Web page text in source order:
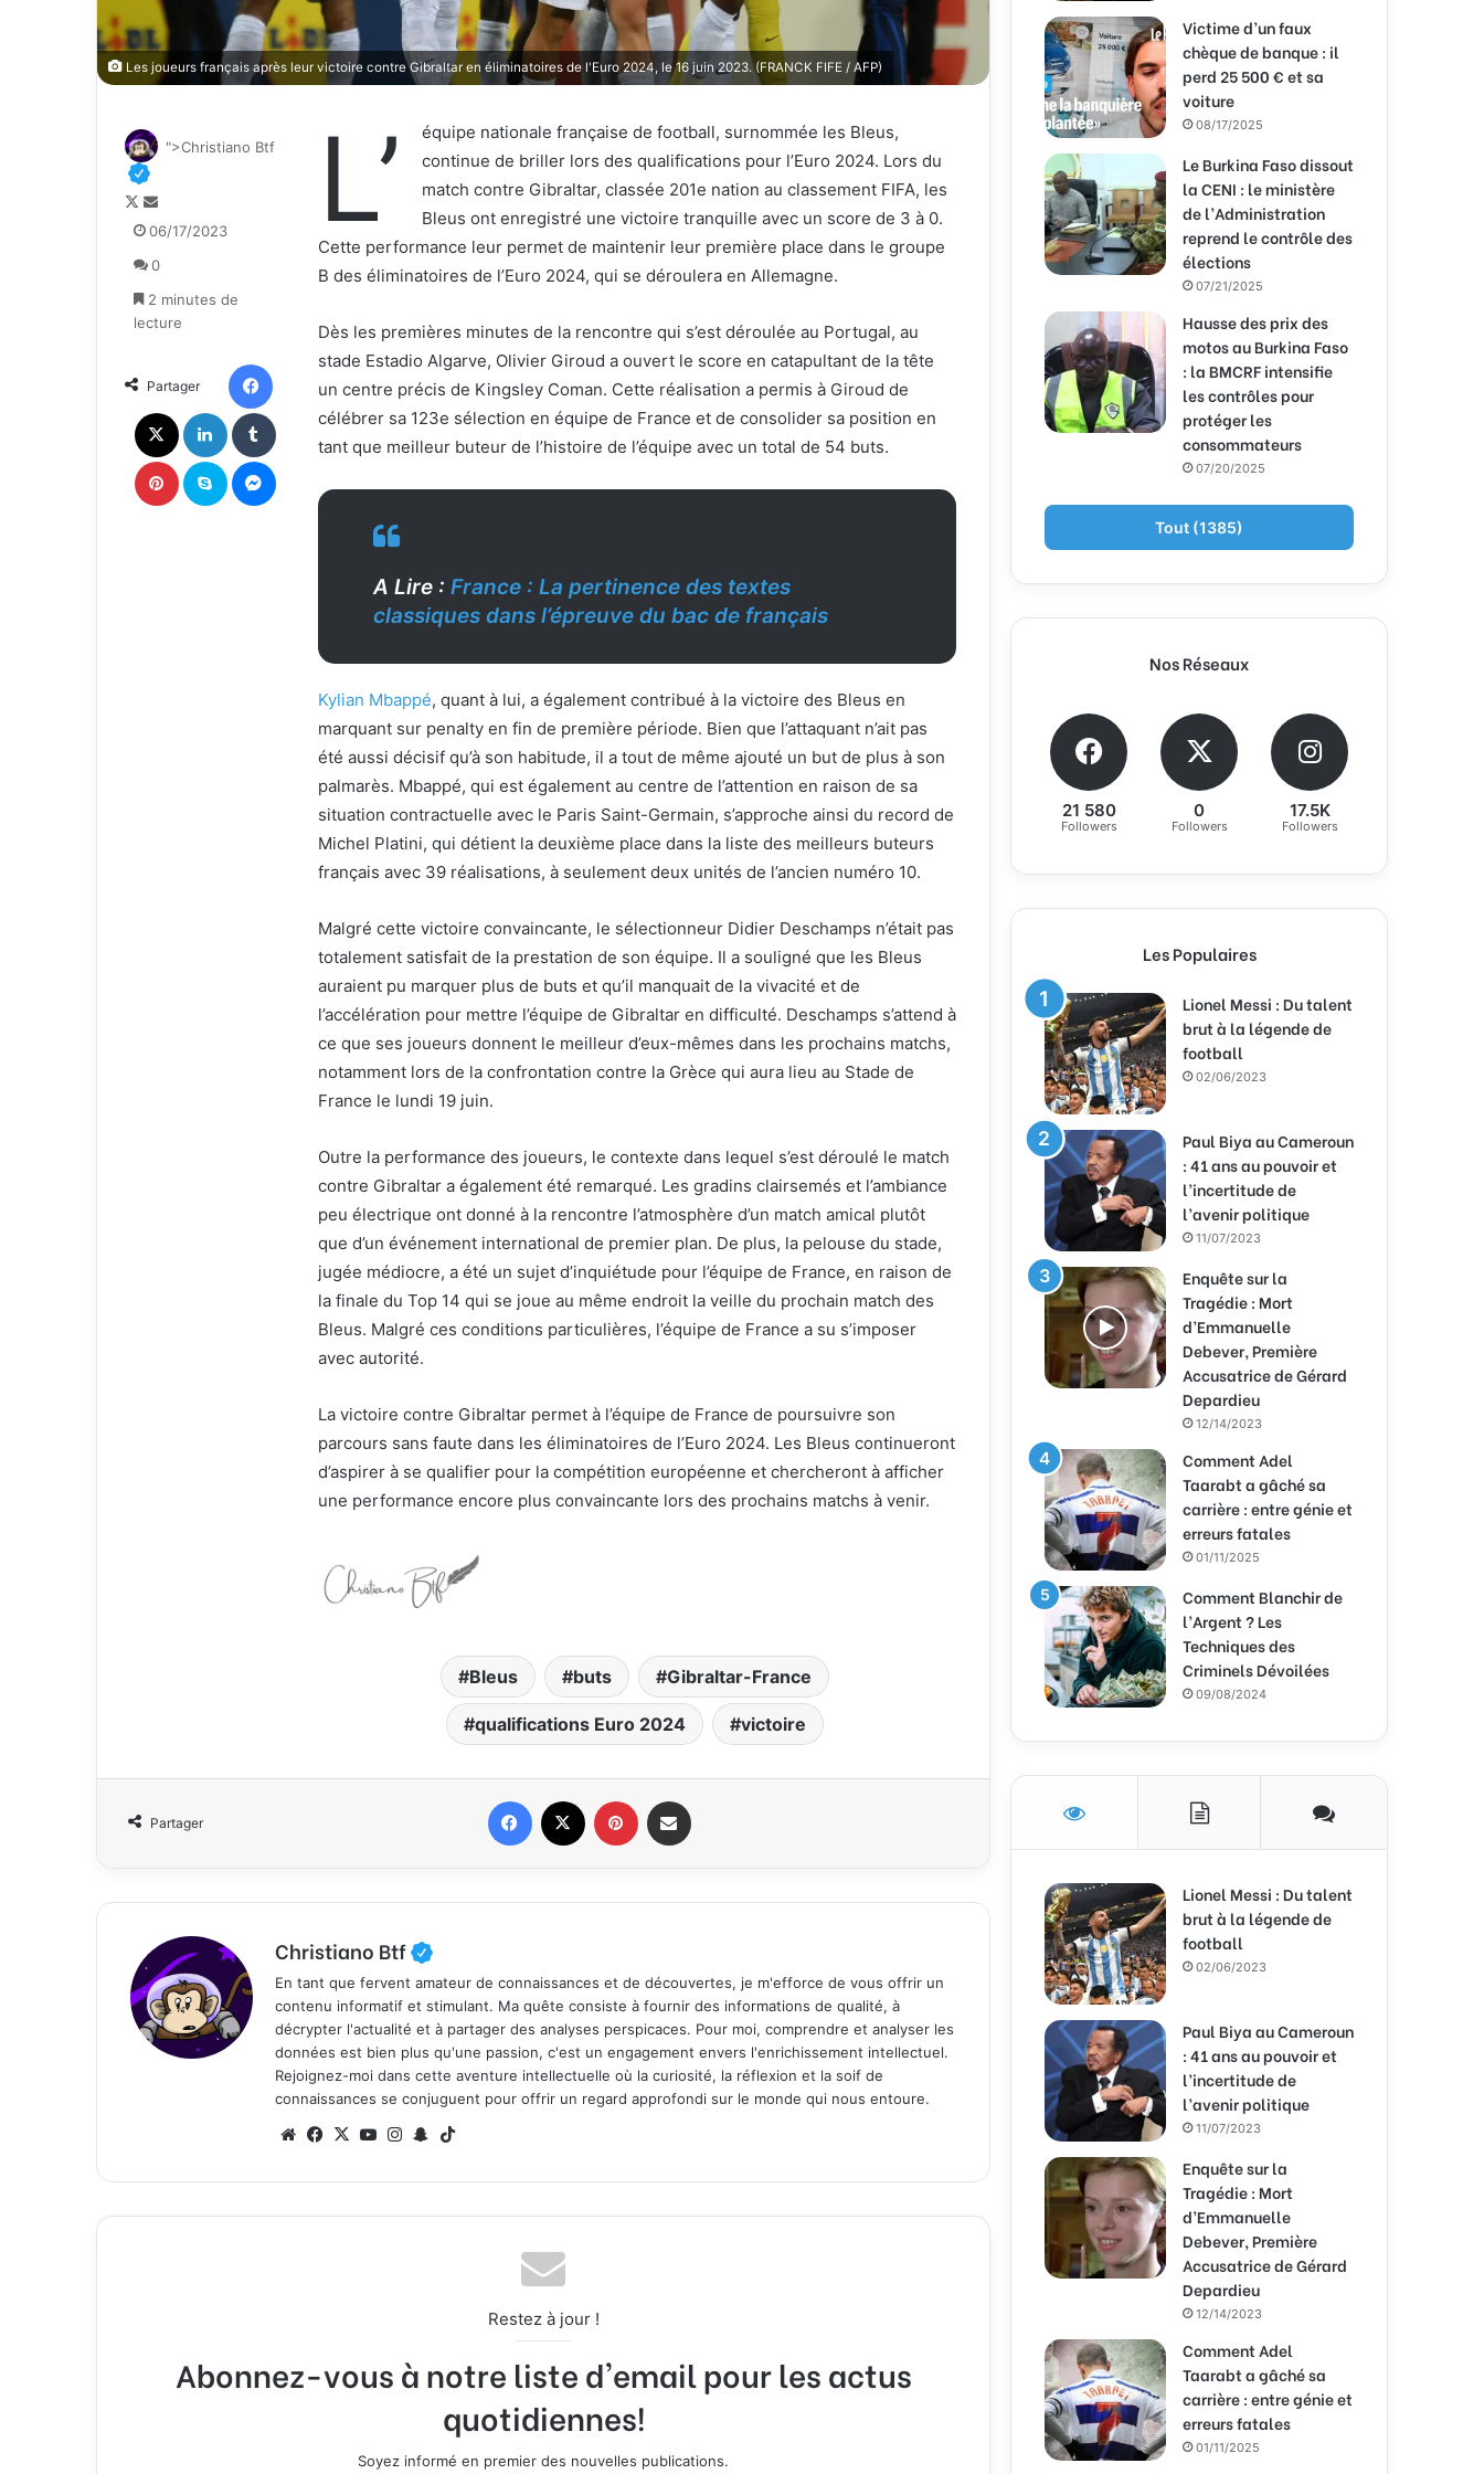
Les joueurs français après leur victoire contre Gibraltar en éliminatoires de l'Euro 2024, le 16 juin 2023. (FRANCK FIFE / AFP)
L’
équipe nationale française de football, surnommée les Bleus,
continue de briller lors des qualifications pour l’Euro 2024. Lors du
match contre Gibraltar, classée 201e nation au classement FIFA, les
Bleus ont enregistré une victoire tranquille avec un score de 3 à 0.
Cette performance leur permet de maintenir leur première place dans le groupe
B des éliminatoires de l’Euro 2024, qui se déroulera en Allemagne.
Dès les premières minutes de la rencontre qui s’est déroulée au Portugal, au
stade Estadio Algarve, Olivier Giroud a ouvert le score en catapultant de la tête
un centre précis de Kingsley Coman. Cette réalisation a permis à Giroud de
célébrer sa 123e sélection en équipe de France et de consolider sa position en
tant que meilleur buteur de l’histoire de l’équipe avec un total de 54 buts.
A Lire : France : La pertinence des textes
classiques dans l’épreuve du bac de français
Kylian Mbappé, quant à lui, a également contribué à la victoire des Bleus en
marquant sur penalty en fin de première période. Bien que l’attaquant n’ait pas
été aussi décisif qu’à son habitude, il a tout de même ajouté un but de plus à son
palmarès. Mbappé, qui est également au centre de l’attention en raison de sa
situation contractuelle avec le Paris Saint-Germain, s’approche ainsi du record de
Michel Platini, qui détient la deuxième place dans la liste des meilleurs buteurs
français avec 39 réalisations, à seulement deux unités de l’ancien numéro 10.
Malgré cette victoire convaincante, le sélectionneur Didier Deschamps n’était pas
totalement satisfait de la prestation de son équipe. Il a souligné que les Bleus
auraient pu marquer plus de buts et qu’il manquait de la vivacité et de
l’accélération pour mettre l’équipe de Gibraltar en difficulté. Deschamps s’attend à
ce que ses joueurs donnent le meilleur d’eux-mêmes dans les prochains matchs,
notamment lors de la confrontation contre la Grèce qui aura lieu au Stade de
France le lundi 19 juin.
Outre la performance des joueurs, le contexte dans lequel s’est déroulé le match
contre Gibraltar a également été remarqué. Les gradins clairsemés et l’ambiance
peu électrique ont donné à la rencontre l’atmosphère d’un match amical plutôt
que d’un événement international de premier plan. De plus, la pelouse du stade,
jugée médiocre, a été un sujet d’inquiétude pour l’équipe de France, en raison de
la finale du Top 14 qui se joue au même endroit la veille du prochain match des
Bleus. Malgré ces conditions particulières, l’équipe de France a su s’imposer
avec autorité.
La victoire contre Gibraltar permet à l’équipe de France de poursuivre son
parcours sans faute dans les éliminatoires de l’Euro 2024. Les Bleus continueront
d’aspirer à se qualifier pour la compétition européenne et chercheront à afficher
une performance encore plus convaincante lors des prochains matchs à venir.
Bleus buts Gibraltar-France
qualifications Euro 2024 victoire
">Christiano Btf
F
o
l
o
w
X
n
o
y
e
n
c
o
u
r
r
06/17/2023
0
2 minutes de
lecture
Partager
Partager
Christiano Btf
En tant que fervent amateur de connaissances et de découvertes, je m'efforce de vous offrir un
contenu informatif et stimulant. Ma quête consiste à fournir des informations de qualité, à
décrypter l'actualité et à partager des analyses perspicaces. Pour moi, comprendre et analyser les
données est bien plus qu'une passion, c'est un engagement envers l'enrichissement intellectuel.
Rejoignez-moi dans cette aventure intellectuelle où la curiosité, la réflexion et la soif de
connaissances se conjuguent pour offrir un regard approfondi sur le monde qui nous entoure.
We
te
Fa
bo
ok
X
Yo
ub
e
Ins
ra
m
Sn
ch
at
k
Restez à jour !
Abonnez-vous à notre liste d'email pour les actus
quotidiennes!
Soyez informé en premier des nouvelles publications.
Victime d’un faux
chèque de banque : il
perd 25 500 € et sa
voiture
08/17/2025
Le Burkina Faso dissout
la CENI : le ministère
de l’Administration
reprend le contrôle des
élections
07/21/2025
Hausse des prix des
motos au Burkina Faso
: la BMCRF intensifie
les contrôles pour
protéger les
consommateurs
07/20/2025
Tout (1385)
Nos Réseaux
21 580
Followers
0
Followers
17.5K
Followers
Les Populaires
Lionel Messi : Du talent
brut à la légende de
football
02/06/2023
Paul Biya au Cameroun
: 41 ans au pouvoir et
l’incertitude de
l’avenir politique
11/07/2023
Enquête sur la
Tragédie : Mort
d’Emmanuelle
Debever, Première
Accusatrice de Gérard
Depardieu
12/14/2023
Comment Adel
Taarabt a gâché sa
carrière : entre génie et
erreurs fatales
01/11/2025
Comment Blanchir de
l’Argent ? Les
Techniques des
Criminels Dévoilées
09/08/2024
Lionel Messi : Du talent
brut à la légende de
football
02/06/2023
Paul Biya au Cameroun
: 41 ans au pouvoir et
l’incertitude de
l’avenir politique
11/07/2023
Enquête sur la
Tragédie : Mort
d’Emmanuelle
Debever, Première
Accusatrice de Gérard
Depardieu
12/14/2023
Comment Adel
Taarabt a gâché sa
carrière : entre génie et
erreurs fatales
01/11/2025